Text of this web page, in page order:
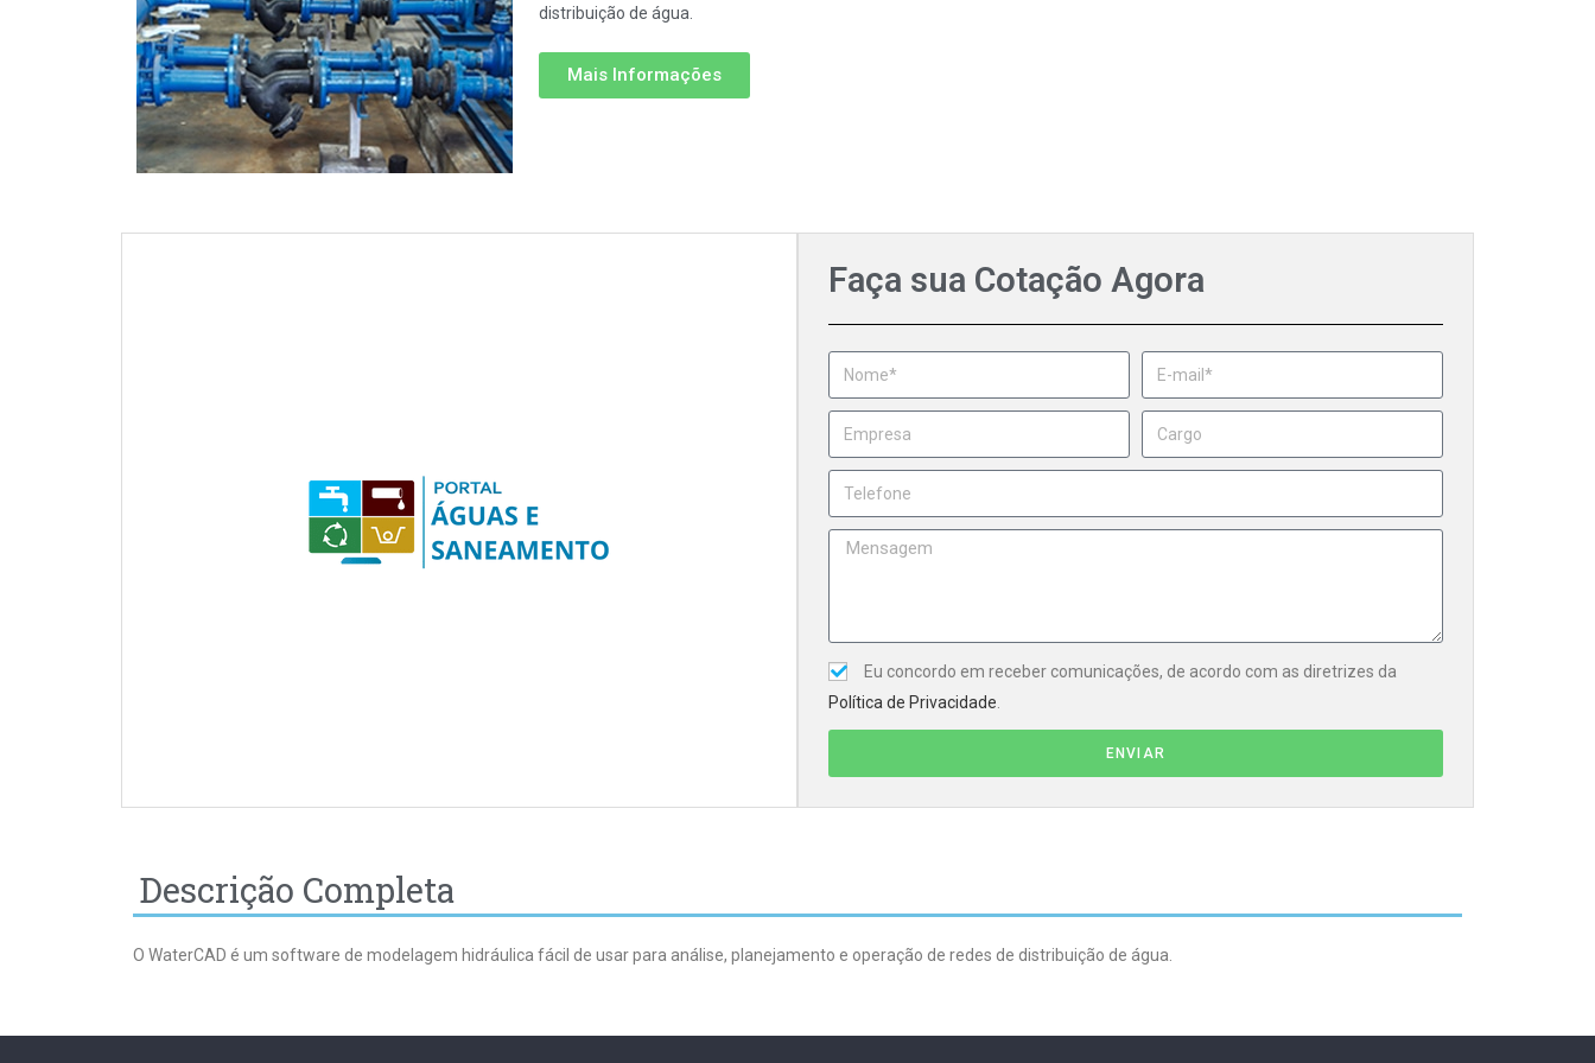
distribuição de água.
Mais Informações
Faça sua Cotação Agora
Eu concordo em receber comunicações, de acordo com as diretrizes da
Política de Privacidade
ENVIAR
Descrição Completa
O WaterCAD é um software de modelagem hidráulica fácil de usar para análise, planejamento e operação de redes de distribuição de água.